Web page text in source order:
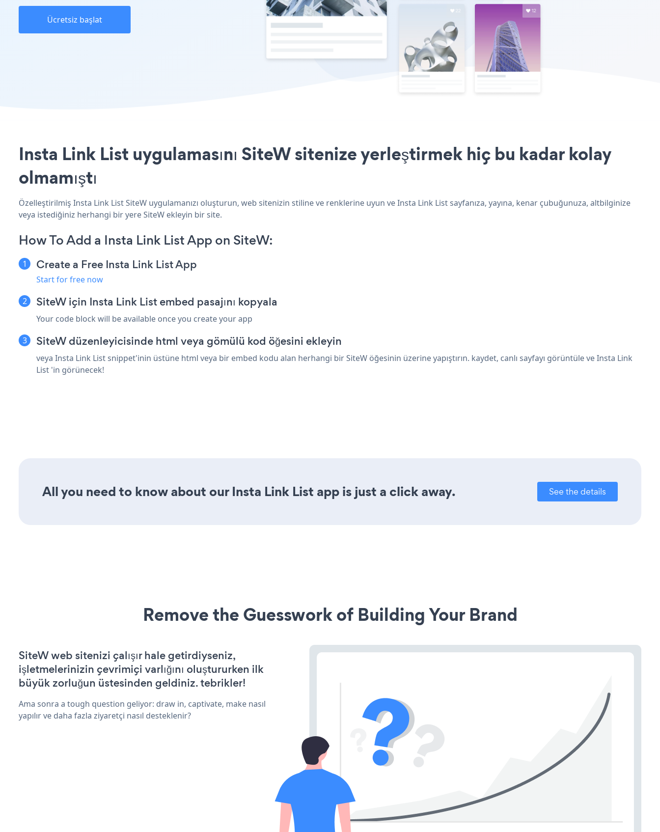
Ücretsiz başlat
Insta Link List uygulamasını SiteW sitenize yerleştirmek hiç bu kadar kolay
olmamıştı
Özelleştirilmiş Insta Link List SiteW uygulamanızı oluşturun, web sitenizin stiline ve renklerine uyun ve Insta Link List sayfanıza, yayına, kenar çubuğunuza, altbilginize
veya istediğiniz herhangi bir yere SiteW ekleyin bir site.
How To Add a Insta Link List App on SiteW:
Create a Free Insta Link List App
Start for free now
SiteW için Insta Link List embed pasajını kopyala
Your code block will be available once you create your app
SiteW düzenleyicisinde html veya gömülü kod öğesini ekleyin
veya Insta Link List snippet'inin üstüne html veya bir embed kodu alan herhangi bir SiteW öğesinin üzerine yapıştırın. kaydet, canlı sayfayı görüntüle ve Insta Link
List 'in görünecek!
All you need to know about our Insta Link List app is just a click away. See the details
Remove the Guesswork of Building Your Brand
SiteW web sitenizi çalışır hale getirdiyseniz,
işletmelerinizin çevrimiçi varlığını oluştururken ilk
büyük zorluğun üstesinden geldiniz. tebrikler!
Ama sonra a tough question geliyor: draw in, captivate, make nasıl
yapılır ve daha fazla ziyaretçi nasıl desteklenir?